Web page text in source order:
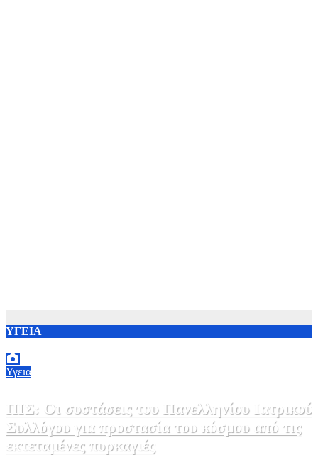
ΥΓΕΙΑ
Υγεια
ΠΙΣ: Οι συστάσεις του Πανελληνίου Ιατρικού
Συλλόγου για προστασία του κόσμου από τις
εκτεταμένες πυρκαγιές